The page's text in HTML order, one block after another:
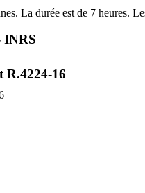
La durée est de 7
INRS
R.4224-16